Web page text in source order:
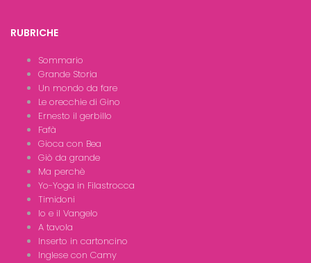
RUBRICHE
Sommario
Grande Storia
Un mondo da fare
Le orecchie di Gino
Ernesto il gerbillo
Fafà
Gioca con Bea
Giò da grande
Ma perchè
Yo-Yoga in Filastrocca
Timidoni
Io e il Vangelo
A tavola
Inserto in cartoncino
Inglese con Camy